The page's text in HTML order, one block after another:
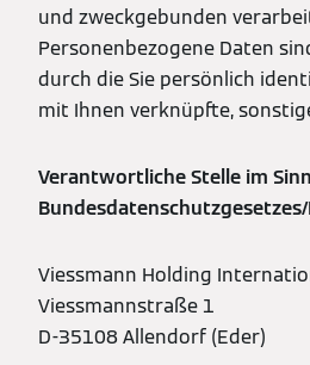
und zweckgebunden
Personenbezogene Daten
durch die Sie persönlich
mit Ihnen verknüpfte,
Verantwortliche Stelle im
Bundesdatenschutzgesetzes/
Viessmann Holding
Viessmannstraße 1
D-35108 Allendorf (Eder)